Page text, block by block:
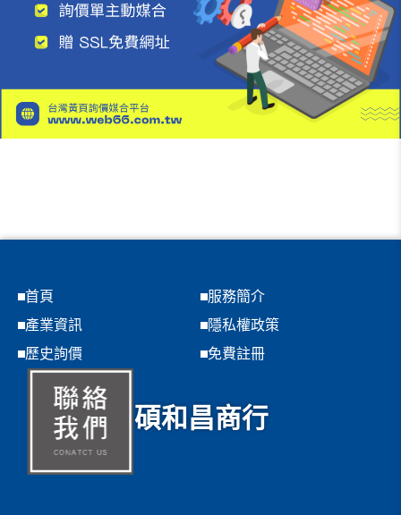
首頁
服務簡介
產業資訊
隱私權政策
歷史詢價
免費註冊
碩和昌商行